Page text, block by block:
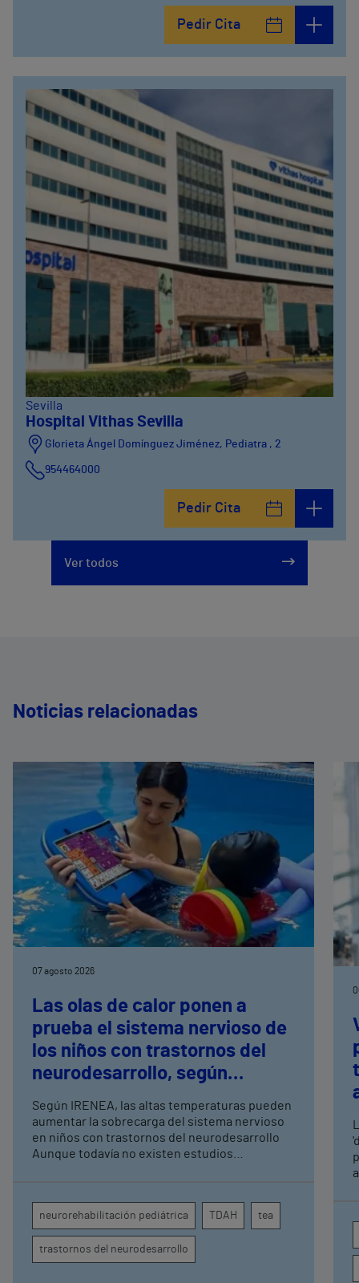
Pedir Cita
Sevilla
Hospital Vithas Sevilla
Glorieta Ángel Domínguez Jiménez, Pediatra , 2
954464000
Pedir Cita
Ver todos
Noticias relacionadas
07 agosto 2026
Las olas de calor ponen a
prueba el sistema nervioso de
los niños con trastornos del
neurodesarrollo, según
expertos en
neurorrehabilitación
pediátrica de Vithas
Según IRENEA, las altas temperaturas pueden
aumentar la sobrecarga del sistema nervioso
en niños con trastornos del neurodesarrollo
Aunque todavía no existen estudios
atención, la regulación emocional y la
conducta
neurorehabilitación pediátrica TDAH tea
trastornos del neurodesarrollo